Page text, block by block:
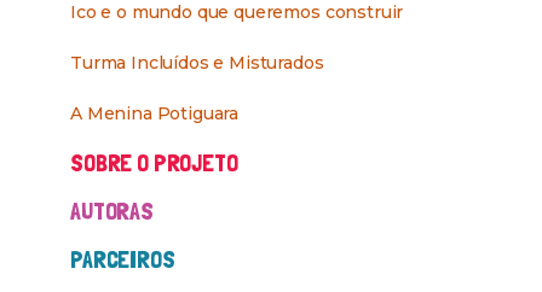
Ico e o mundo que queremos construir
Turma Incluídos e Misturados
A Menina Potiguara
SOBRE O PROJETO
AUTORAS
PARCEIROS